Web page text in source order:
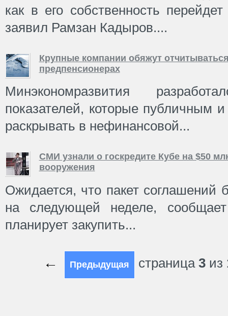
как в его собственность
заявил Рамзан Кадыров....
Крупные компании обяжут
предпенсионерах
Минэкономразвития
показателей, которые публичным
раскрывать в нефинансовой...
СМИ узнали о госкредите Кубе на $50
вооружения
Ожидается, что пакет соглашений
на следующей неделе,
планирует закупить...
← Предыдущая страница 3 из